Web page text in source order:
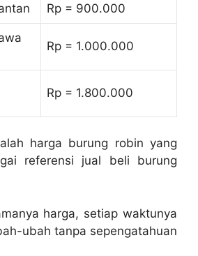
Rp = 900.000
Rp = 1.000.000
Rp = 1.800.000
harga burung robin yang
referensi jual beli burung
harga, setiap waktunya
ubah tanpa sepengatahuan